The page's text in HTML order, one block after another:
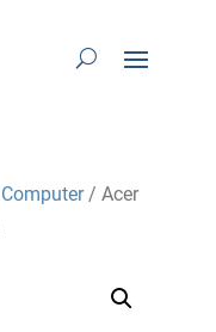
Computer/ Acer